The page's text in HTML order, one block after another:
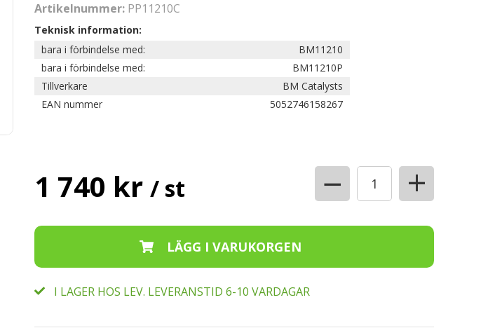
Artikelnummer: PP11210C
Teknisk information:
bara i förbindelse med:
BM11210
bara i förbindelse med:
BM11210P
Tillverkare
BM Catalysts
EAN nummer
5052746158267
1 740 kr / st − +
I LAGER HOS LEV. LEVERANSTID 6-10 VARDAGAR